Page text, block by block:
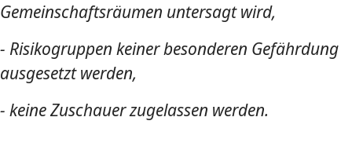
Gemeinschaftsräumen untersagt wird, ​
- Risikogruppen keiner besonderen Gefährdung
ausgesetzt werden, ​
- keine Zuschauer zugelassen werden. ​